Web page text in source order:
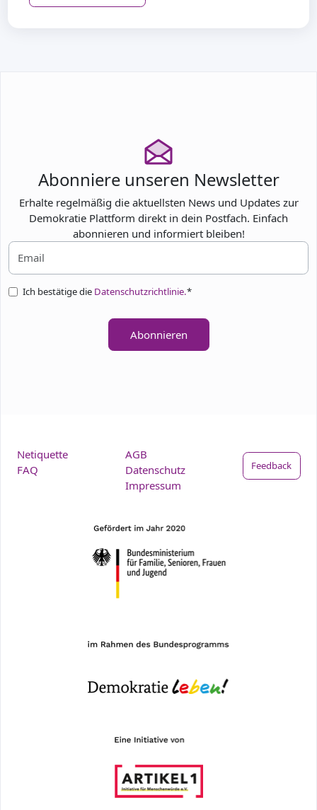
Abonniere unseren Newsletter
Erhalte regelmäßig die aktuellsten News und Updates zur
Demokratie Plattform direkt in dein Postfach. Einfach
abonnieren und informiert bleiben!
Ich bestätige die Datenschutzrichtlinie.*
Abonnieren
Netiquette
FAQ
AGB
Datenschutz
Impressum
Feedback